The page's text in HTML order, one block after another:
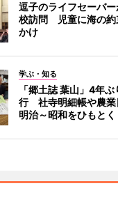
逗子のライフセーバ
校訪問 児童に海の約
かけ
学ぶ・知る
「郷土誌 葉山」4年ぶ
行 社寺明細帳や農業
明治～昭和をひもとく